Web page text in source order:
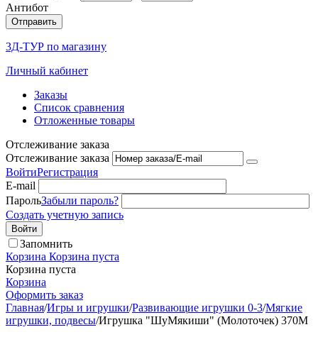
Антибот
Отправить
3Д-ТУР по магазину
Личный кабинет
Заказы
Список сравнения
Отложенные товары
Отслеживание заказа
Отслеживание заказа
ВойтиРегистрация
E-mail
ПарольЗабыли пароль?
Создать учетную запись
Войти
Запомнить
Корзина Корзина пуста
Корзина пуста
Корзина
Оформить заказ
Главная/Игры и игрушки/Развивающие игрушки 0-3/Мягкие
игрушки, подвесы/Игрушка "ШуМякиши" (Молоточек) 370М